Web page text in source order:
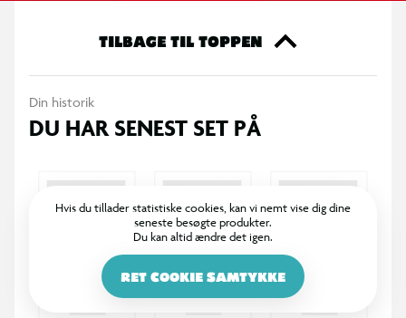
TILBAGE TIL TOPPEN
Din historik
DU HAR SENEST SET PÅ
Hvis du tillader statistiske cookies, kan vi nemt vise dig dine
seneste besøgte produkter.
Du kan altid ændre det igen.
RET COOKIE SAMTYKKE